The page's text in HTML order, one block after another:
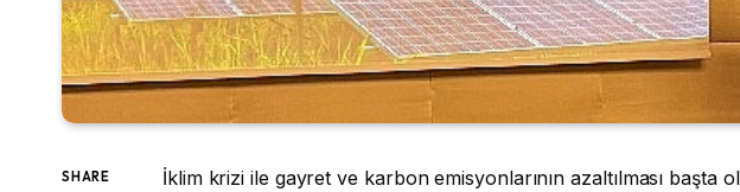
SHARE
İklim krizi ile gayret ve karbon emisyonlarının azaltılması başta